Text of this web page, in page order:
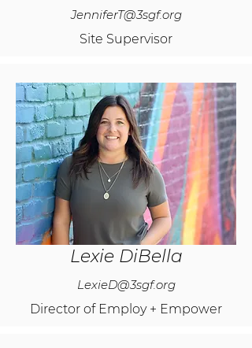
JenniferT@3sgf.org
Site Supervisor
Lexie DiBella
LexieD@3sgf.org
Director of Employ + Empower